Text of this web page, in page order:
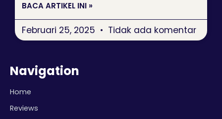
BACA ARTIKEL INI »
Februari 25, 2025 Tidak ada komentar
Navigation
Home
Reviews